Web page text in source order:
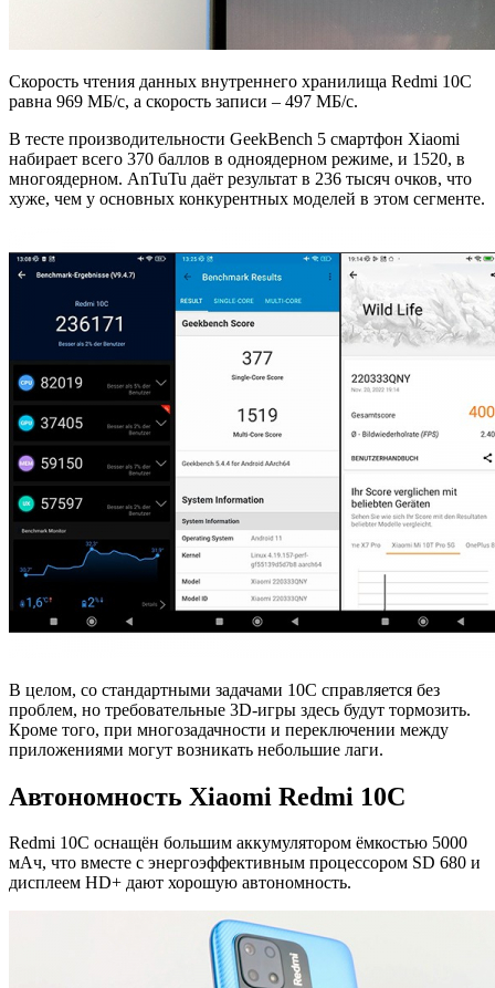
Скорость чтения данных внутреннего хранилища Redmi 10C
равна 969 МБ/с, а скорость записи – 497 МБ/с.
В тесте производительности GeekBench 5 смартфон Xiaomi
набирает всего 370 баллов в одноядерном режиме, и 1520, в
многоядерном. AnTuTu даёт результат в 236 тысяч очков, что
хуже, чем у основных конкурентных моделей в этом сегменте.
В целом, со стандартными задачами 10C справляется без
проблем, но требовательные 3D-игры здесь будут тормозить.
Кроме того, при многозадачности и переключении между
приложениями могут возникать небольшие лаги.
Автономность Xiaomi Redmi 10C
Redmi 10C оснащён большим аккумулятором ёмкостью 5000
мАч, что вместе с энергоэффективным процессором SD 680 и
дисплеем HD+ дают хорошую автономность.